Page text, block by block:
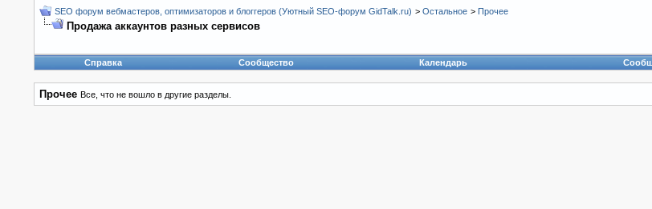
SEO форум вебмастеров, оптимизаторов и блоггеров (Уютный SEO-форум GidTalk.ru) > Остальное > Прочее
Продажа аккаунтов разных сервисов
Справка
Сообщество Календарь
Прочее Все, что не вошло в другие разделы.